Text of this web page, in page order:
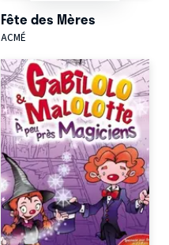
Fête des Mères
ACMÉ